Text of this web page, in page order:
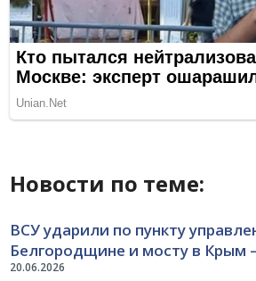
Новости по теме:
20.06.2026
ВСУ ударили по пункту
Белгородщине и мосту в